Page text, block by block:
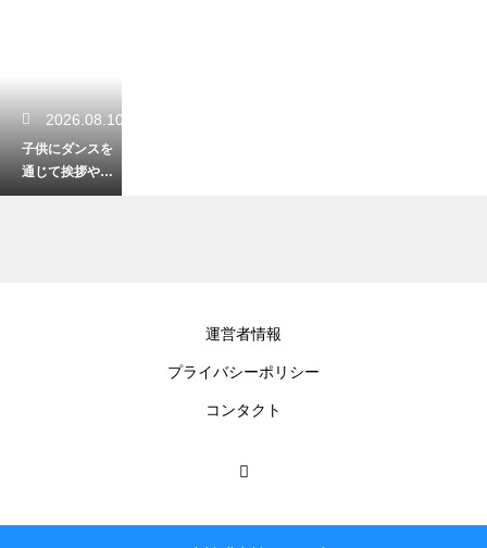
2026.08.10
子供にダンスを
通じて挨拶や礼
儀の教育！社会
運営者情報
プライバシーポリシー
コンタクト